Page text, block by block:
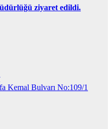
ziyaret edildi.
Kemal Bulvarı No:109/1